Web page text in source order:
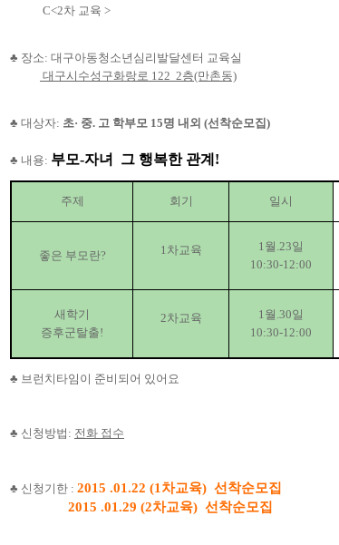
C<2차 교육 >
♣ 장소: 대구아동청소년심리발달센터 교육실
대구시수성구화랑로 122 2층(만촌동)
♣ 대상자: 초· 중. 고 학부모 15명 내외 (선착순모집)
♣ 내용: 부모-자녀 그 행복한 관계!
주제 회기 일시
좋은 부모란? 1차교육 1월 .23일
10:30-12:00
새학기
증후군탈출!
2차교육 1월 .30일
10:30-12:00
♣ 브런치타임이 준비되어 있어요
♣ 신청방법: 전화 접수
♣ 신청기한 : 2015 .01.22 (1차교육) 선착순모집
2015 .01.29 (2차교육) 선착순모집